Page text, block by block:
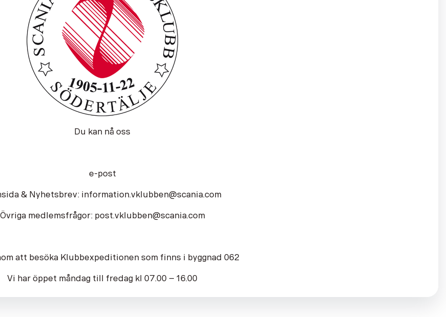
Du kan nå oss
e-post
& Nyhetsbrev: information.vklubben@scania.com
Övriga medlemsfrågor: post.vklubben@scania.com
att besöka Klubbexpeditionen som finns i byggnad 062
Vi har öppet måndag till fredag kl 07.00 – 16.00